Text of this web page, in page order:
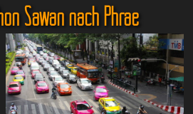
Sawan nach Phrae